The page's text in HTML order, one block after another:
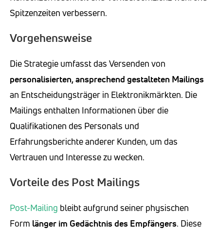
Spitzenzeiten verbessern.
Vorgehensweise
Die Strategie umfasst das Versenden von
personalisierten, ansprechend gestalteten Mailings
an Entscheidungsträger in Elektronikmärkten. Die
Mailings enthalten Informationen über die
Qualifikationen des Personals und
Erfahrungsberichte anderer Kunden, um das
Vertrauen und Interesse zu wecken.
Vorteile des Post Mailings
Post-Mailing bleibt aufgrund seiner physischen
Form länger im Gedächtnis des Empfängers. Diese